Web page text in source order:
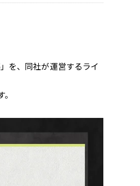
を、同社が運営するライ